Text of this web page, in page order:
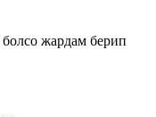
жардам берип